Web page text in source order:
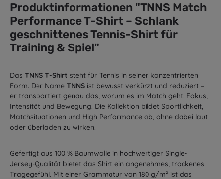
Produktinformationen "TNNS Match
Performance T-Shirt – Schlank
geschnittenes Tennis-Shirt für
Training & Spiel"
Das TNNS T-Shirt steht für Tennis in seiner konzentrierten
Form. Der Name TNNS ist bewusst verkürzt und reduziert –
er transportiert genau das, worum es im Match geht: Fokus,
Intensität und Bewegung. Die Kollektion bildet Sportlichkeit,
Matchsituationen und High Performance ab, ohne dabei laut
oder überladen zu wirken.
Gefertigt aus 100 % Baumwolle in hochwertiger Single-
Jersey-Qualität bietet das Shirt ein angenehmes, trockenes
Tragegefühl. Mit einer Grammatur von 180 g/m² ist das